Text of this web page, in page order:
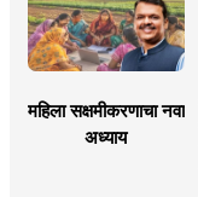
महिला सक्षमीकरणाचा नवा
अध्याय